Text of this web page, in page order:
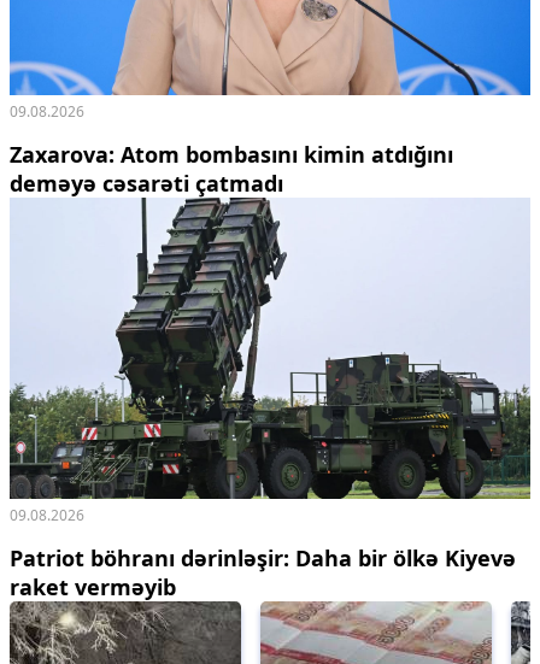
09.08.2026
Zaxarova: Atom bombasını kimin atdığını
deməyə cəsarəti çatmadı
09.08.2026
Patriot böhranı dərinləşir: Daha bir ölkə Kiyevə
raket verməyib